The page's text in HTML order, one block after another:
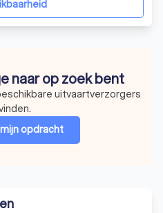
naar op zoek bent
uitvaartverzorgers
opdracht